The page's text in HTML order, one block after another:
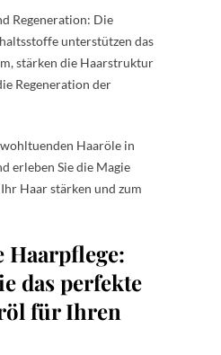
Regeneration: Die
unterstützen das
stärken die Haarstruktur
Regeneration der
Haaröle in
erleben Sie die Magie
Haar stärken und zum
das perfekte
für Ihren